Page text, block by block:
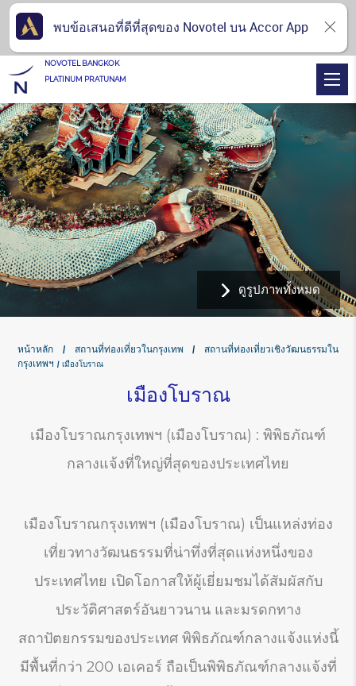
ดูรูปภาพทั้งหมด
หน้าหลัก สถานที่ท่องเที่ยวในกรุงเทพ
สถานที่ท่องเที่ยวเชิงวัฒนธรรมใน
กรุงเทพฯ
เมืองโบราณ
เมืองโบราณ
เมืองโบราณกรุงเทพฯ (เมืองโบราณ) : พิพิธภัณฑ์
กลางแจ้งที่ใหญ่ที่สุดของประเทศไทย
เมืองโบราณกรุงเทพฯ (เมืองโบราณ) เป็นแหล่งท่อง
เที่ยวทางวัฒนธรรมที่น่าทึ่งที่สุดแห่งหนึ่งของ
ประเทศไทย เปิดโอกาสให้ผู้เยี่ยมชมได้สัมผัสกับ
ประวัติศาสตร์อันยาวนาน และมรดกทาง
สถาปัตยกรรมของประเทศ พิพิธภัณฑ์กลางแจ้งแห่งนี้
มีพื้นที่กว่า 200 เอเคอร์ ถือเป็นพิพิธภัณฑ์กลางแจ้งที่
NOVOTEL BANGKOK
PLATINUM PRATUNAM
พบข้อเสนอที่ดีที่สุดของ Novotel บน Accor App